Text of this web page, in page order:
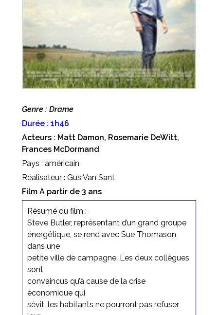
Genre : Drame
Durée : 1h46
Acteurs : Matt Damon, Rosemarie DeWitt,
Frances McDormand
Pays : américain
Réalisateur : Gus Van Sant
Film A partir de 3 ans
Résumé du film :
Steve Butler, représentant d’un grand groupe
énergétique, se rend avec Sue Thomason
dans une
petite ville de campagne. Les deux collègues
sont
convaincus qu’à cause de la crise
économique qui
sévit, les habitants ne pourront pas refuser